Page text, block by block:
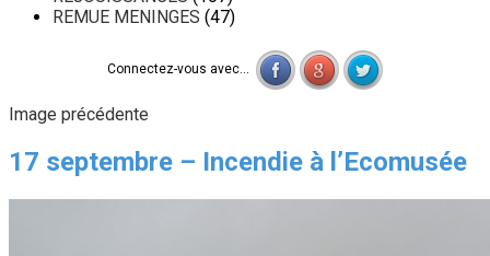
REMUE MENINGES (47)
Connectez-vous avec...
Image précédente
17 septembre – Incendie à l’Ecomusée